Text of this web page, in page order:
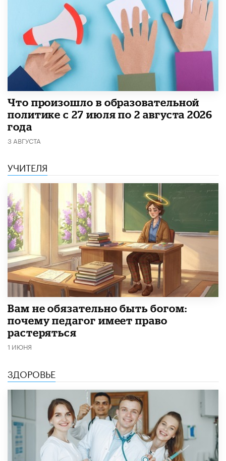
​Что произошло в образовательной
политике с 27 июля по 2 августа 2026
года
3 АВГУСТА
УЧИТЕЛЯ
​Вам не обязательно быть богом:
почему педагог имеет право
растеряться
1 ИЮНЯ
ЗДОРОВЬЕ